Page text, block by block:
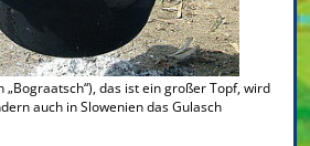
„Bograatsch“), das ist ein großer Topf, wird
auch in Slowenien das Gulasch